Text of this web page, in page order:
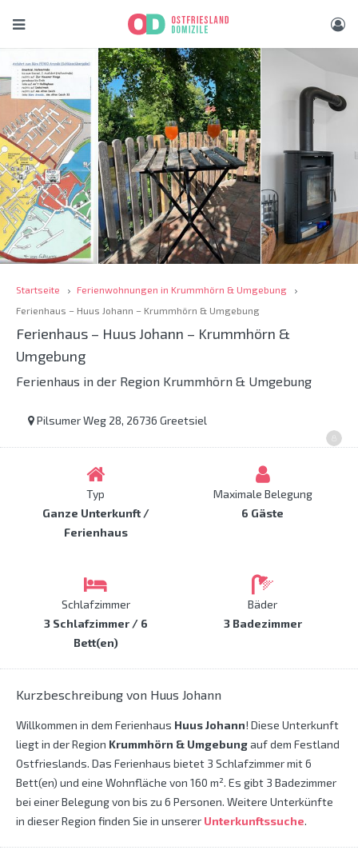
Startseite
Ferienwohnungen in Krummhörn & Umgebung
Ferienhaus – Huus Johann – Krummhörn & Umgebung
Ferienhaus – Huus Johann – Krummhörn &
Umgebung
Ferienhaus in der Region Krummhörn & Umgebung
Pilsumer Weg 28, 26736 Greetsiel
Typ
Ganze Unterkunft /
Ferienhaus
Maximale Belegung
6 Gäste
Schlafzimmer
3 Schlafzimmer / 6
Bett(en)
Bäder
3 Badezimmer
Kurzbeschreibung von Huus Johann
Willkommen in dem Ferienhaus Huus Johann! Diese Unterkunft
liegt in der Region Krummhörn & Umgebungauf dem Festland
Ostfrieslands. Das Ferienhaus bietet 3 Schlafzimmer mit 6
Bett(en) und eine Wohnfläche von 160 m². Es gibt 3 Badezimmer
bei einer Belegung von bis zu 6 Personen. Weitere Unterkünfte
in dieser Region finden Sie in unserer Unterkunftssuche.